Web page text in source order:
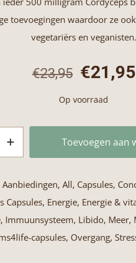
toevoegingen waardoor ze
vegetariërs en veganisten.
€23,95
was:
€21,95
Op voorraad
Toevoegen aan
Aanbiedingen, All, Capsules,
Capsules, Energie, Energie &
, Immuunsysteem, Libido, Meer,
capsules, Overgang,